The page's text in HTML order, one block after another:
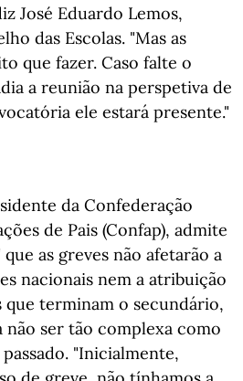
José Eduardo Lemos,
das Escolas. "Mas as
que fazer. Caso falte o
a reunião na perspetiva de
ele estará presente."
da Confederação
de Pais (Confap), admite
as greves não afetarão a
nacionais nem a atribuição
que terminam o secundário,
não ser tão complexa como
"Inicialmente,